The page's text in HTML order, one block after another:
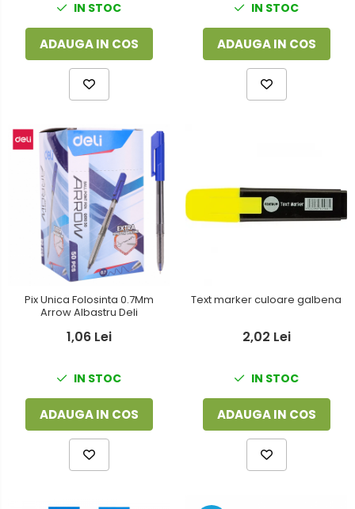
IN STOC
ADAUGA IN COS
IN STOC
ADAUGA IN COS
Pix Unica Folosinta 0.7Mm
Arrow Albastru Deli
1,06 Lei
IN STOC
ADAUGA IN COS
Text marker culoare galbena
2,02 Lei
IN STOC
ADAUGA IN COS